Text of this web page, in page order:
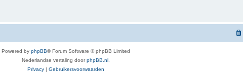
Powered by phpBB® Forum Software © phpBB Limited
Nederlandse vertaling doorphpBB.nl
Privacy | Gebruikersvoorwaarden